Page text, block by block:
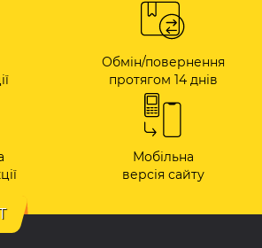
Обмін/повернення
протягом 14 днів
Мобільна
версія сайту